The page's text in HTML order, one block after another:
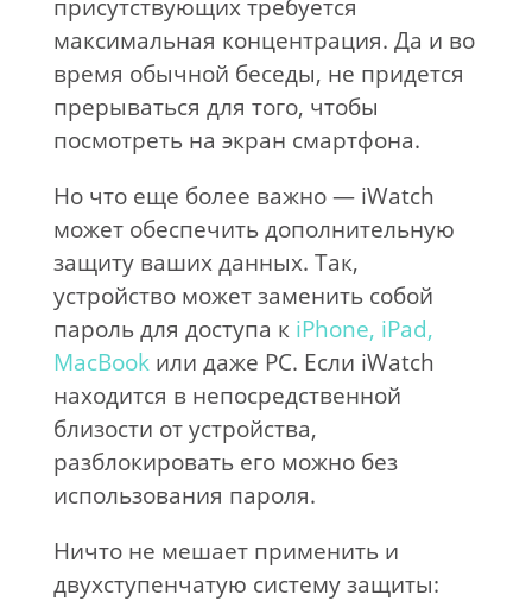
присутствующих требуется
максимальная концентрация. Да и во
время обычной беседы, не придется
прерываться для того, чтобы
посмотреть на экран смартфона.
Но что еще более важно — iWatch
может обеспечить дополнительную
защиту ваших данных. Так,
устройство может заменить собой
пароль для доступа к iPhone, iPad,
MacBookили даже PC. Если iWatch
находится в непосредственной
близости от устройства,
разблокировать его можно без
использования пароля.
Ничто не мешает применить и
двухступенчатую систему защиты: